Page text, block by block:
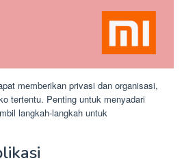
memberikan privasi dan organisasi,
tertentu. Penting untuk menyadari
langkah-langkah untuk